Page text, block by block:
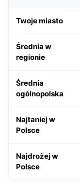
Twoje miasto
Średnia w
regionie
Średnia
ogólnopolska
Najtaniej w
Polsce
Najdrożej w
Polsce